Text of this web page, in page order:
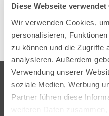
Diese Webseite verwendet
Wir verwenden Cookies,
personalisieren,
zu können und die Zugriffe
analysieren. Außerdem
Verwendung unserer
soziale Medien, Werbung
Partner führen diese